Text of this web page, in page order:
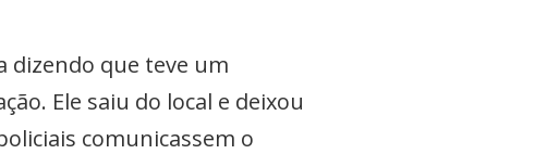
dizendo que teve um
Ele saiu do local e deixou
comunicassem o